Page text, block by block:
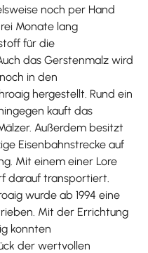
noch per Hand
Monate lang
für die
das Gerstenmalz wird
in den
hergestellt. Rund ein
kauft das
Außerdem besitzt
Eisenbahnstrecke auf
Mit einem einer Lore
darauf transportiert.
wurde ab 1994 eine
Mit der Errichtung
konnten
der wertvollen